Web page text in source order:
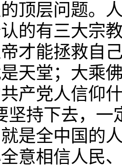
顶层问题。
的有三大宗
才能拯救自
天堂；大乘
产党人信仰
坚持下去，
是全中国的
意相信人民